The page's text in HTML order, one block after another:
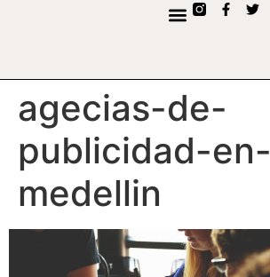
agecias-de-
publicidad-en-
medellin